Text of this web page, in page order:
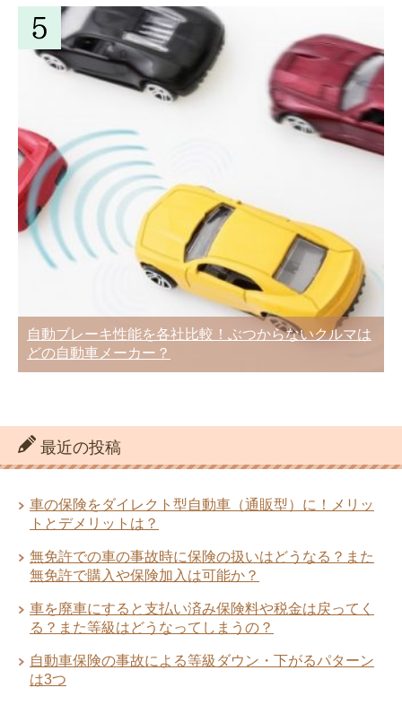
自動ブレーキ性能を各社比較！ぶつからないクルマは
どの自動車メーカー？
最近の投稿
車の保険をダイレクト型自動車（通販型）に！メリッ
トとデメリットは？
無免許での車の事故時に保険の扱いはどうなる？また
無免許で購入や保険加入は可能か？
車を廃車にすると支払い済み保険料や税金は戻ってく
る？また等級はどうなってしまうの？
自動車保険の事故による等級ダウン・下がるパターン
は3つ